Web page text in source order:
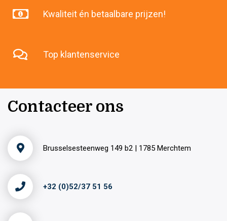
Kwaliteit én betaalbare prijzen!
Top klantenservice
Contacteer ons
Brusselsesteenweg 149 b2 | 1785 Merchtem
+32 (0)52/37 51 56